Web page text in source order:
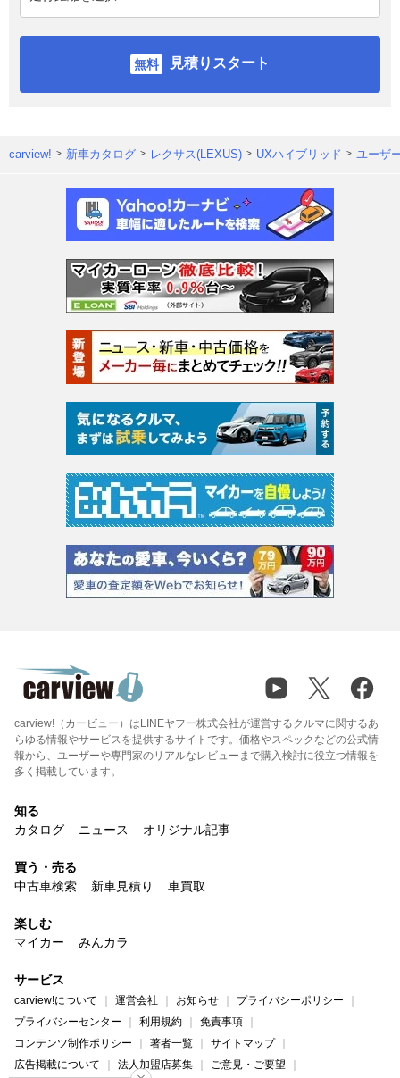
見積りスタート
carview! 新車カタログ レクサス(LEXUS) UXハイブリッド ユーザ
carview!（カービュー）はLINEヤフー株式会社が運営するクルマに関するあ
らゆる情報やサービスを提供するサイトです。価格やスペックなどの公式情
報から、ユーザーや専門家のリアルなレビューまで購入検討に役立つ情報を
多く掲載しています。
知る
カタログ
ニュース オリジナル記事
買う・売る
中古車検索
新車見積り 車買取
楽しむ
マイカー
みんカラ
サービス
carview!について 運営会社 お知らせ
プライバシーポリシー
プライバシーセンター
利用規約
免責事項
コンテンツ制作ポリシー
著者一覧
サイトマップ
広告掲載について
法人加盟店募集 ご意見・ご要望